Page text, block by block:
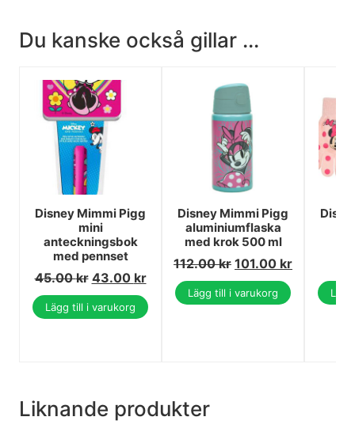
Du kanske också gillar ...
Disney Mimmi Pigg
mini
anteckningsbok
med pennset
45.00kr 43.00 kr
Lägg till i varukorg
Disney Mimmi Pigg
aluminiumflaska
med krok 500 ml
112.00kr 101.00 kr
Lägg till i varukorg
Liknande produkter